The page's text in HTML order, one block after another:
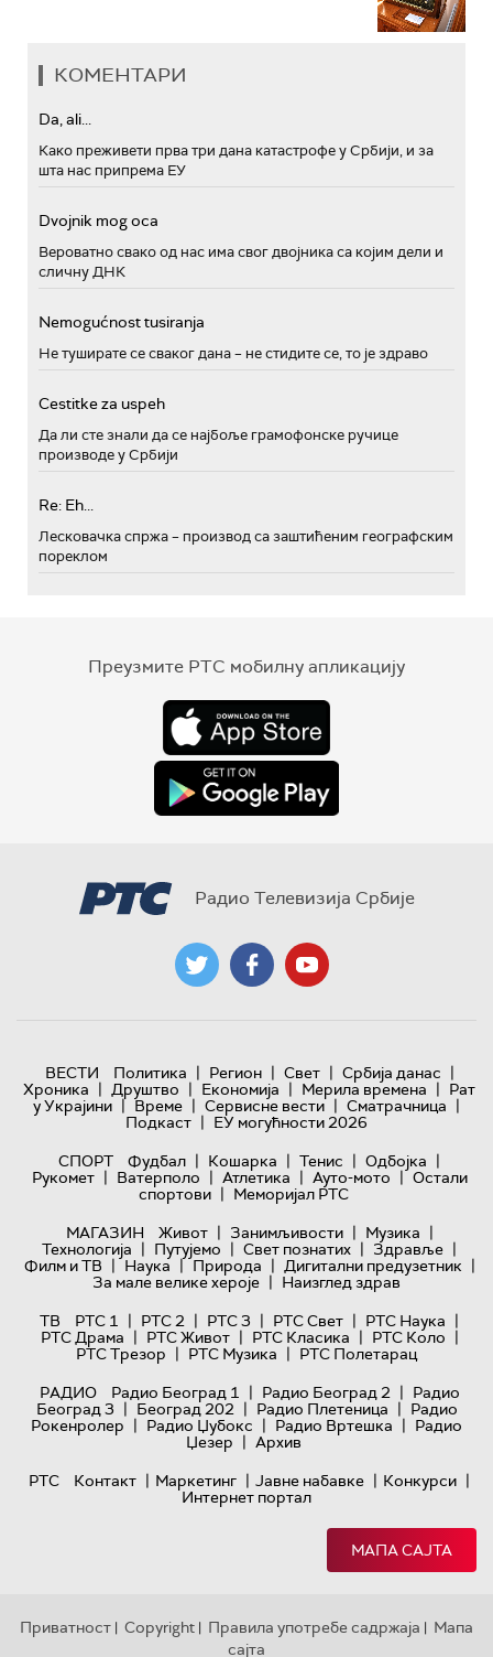
КОМЕНТАРИ
Da, ali...
Како преживети прва три дана катастрофе у Србији, и за
шта нас припрема ЕУ
Dvojnik mog oca
Вероватно свако од нас има свог двојника са којим дели и
сличну ДНК
Nemogućnost tusiranja
Не туширате се сваког дана – не стидите се, то је здраво
Cestitke za uspeh
Да ли сте знали да се најбоље грамофонске ручице
производе у Србији
Re: Eh...
Лесковачка спржа – производ са заштићеним географским
пореклом
Преузмите РТС мобилну апликацију
Радио Телевизија Србије
ВЕСТИ Политика | Регион | Свет | Србија данас |
Хроника | Друштво | Економија | Мерила времена | Рат
у Украјини | Време | Сервисне вести | Сматрачница |
Подкаст | ЕУ могућности 2026
СПОРТ
Фудбал | Кошарка | Тенис | Одбојка |
Рукомет | Ватерполо | Атлетика | Ауто-мото | Остали
спортови | Меморијал РТС
МАГАЗИН
Живот | Занимљивости | Музика |
Технологијa | Путујемо | Свет познатих | Здравље |
Филм и ТВ | Наука | Природа | Дигитални предузетник |
За мале велике хероје | Наизглед здрав
ТВ
РТС 1 | РТС 2 | РТС 3 | РТС Свет | РТС Наука |
РТС Драма | РТС Живот | РТС Класика | РТС Коло |
РТС Трезор | РТС Музика | РТС Полетарац
РАДИО
Радио Београд 1 | Радио Београд 2 | Радио
Београд 3 | Београд 202 | Радио Плетеница | Радио
Рокенролер | Радио Џубокс | Радио Вртешка | Радио
Џезер | Архив
РТС
Контакт | Маркетинг | Јавне набавке | Конкурси |
Интернет портал
МАПА САЈТА
Приватност | Copyright | Правила употребе садржаја | Мапа
сајта